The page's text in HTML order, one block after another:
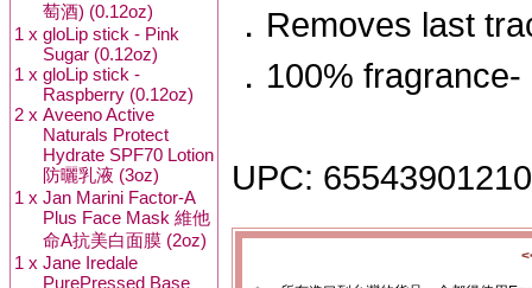
萄酒) (0.12oz)
1 x gloLip stick - Pink
Sugar (0.12oz)
1 x gloLip stick -
Raspberry (0.12oz)
2 x Aveeno Active
Naturals Protect
Hydrate SPF70 Lotion
防曬乳液 (3oz)
1 x Jan Marini Factor-A
Plus Face Mask 維他
命A抗美白面膜 (2oz)
1 x Jane Iredale
PurePressed Base
．Removes last
．100%
UPC: